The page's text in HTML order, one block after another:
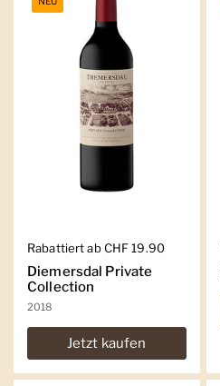
Regulärer Preis
Rabattiert ab CHF 19.90
Diemersdal Private
Collection
2018
Jetzt kaufen